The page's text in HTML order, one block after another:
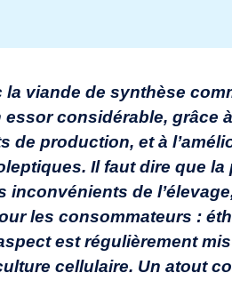
la viande de synthèse
considérable, grâce
de production, et à
Il faut dire que
inconvénients de
les consommateurs :
est régulièrement
cellulaire. Un atout